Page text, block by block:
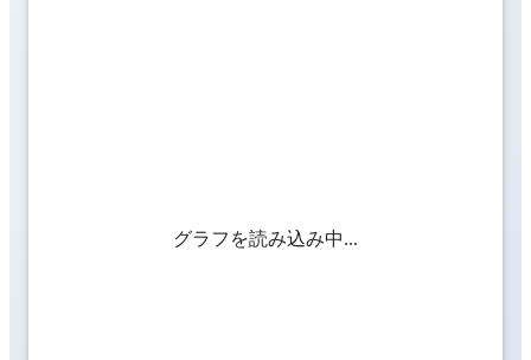
グラフを読み込み中...